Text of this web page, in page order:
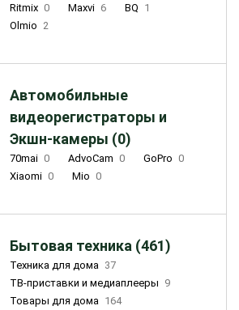
Ritmix 0 Maxvi 6 BQ 1
Olmio 2
Автомобильные
видеорегистраторы и
Экшн-камеры (0)
70mai 0 AdvoCam 0 GoPro 0
Xiaomi 0 Mio 0
Бытовая техника (461)
Техника для дома 37
ТВ-приставки и медиаплееры 9
Товары для дома 164